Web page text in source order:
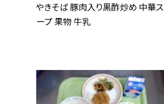
やきそば 豚肉入り黒酢炒め 中華ス
ープ 果物 牛乳